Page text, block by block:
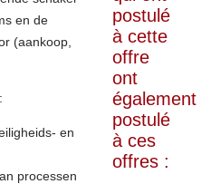
en de
(aankoop,
en
processen
postulé
à cette
offre
ont
également
postulé
à ces
offres :